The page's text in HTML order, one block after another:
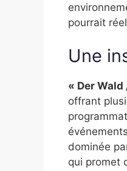
pourrait
Une
« Der
offrant
dominée
qui promet